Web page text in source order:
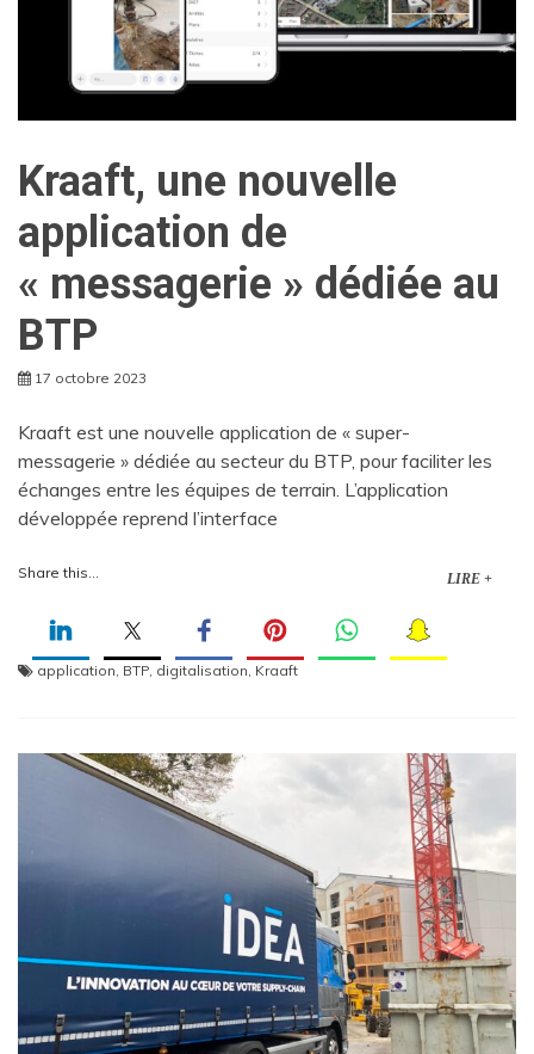
Kraaft, une nouvelle
application de
« messagerie » dédiée au
BTP
17 octobre 2023
Kraaft est une nouvelle application de « super-
messagerie » dédiée au secteur du BTP, pour faciliter les
échanges entre les équipes de terrain. L’application
développée reprend l’interface
Share this... LIRE +
application, BTP, digitalisation, Kraaft